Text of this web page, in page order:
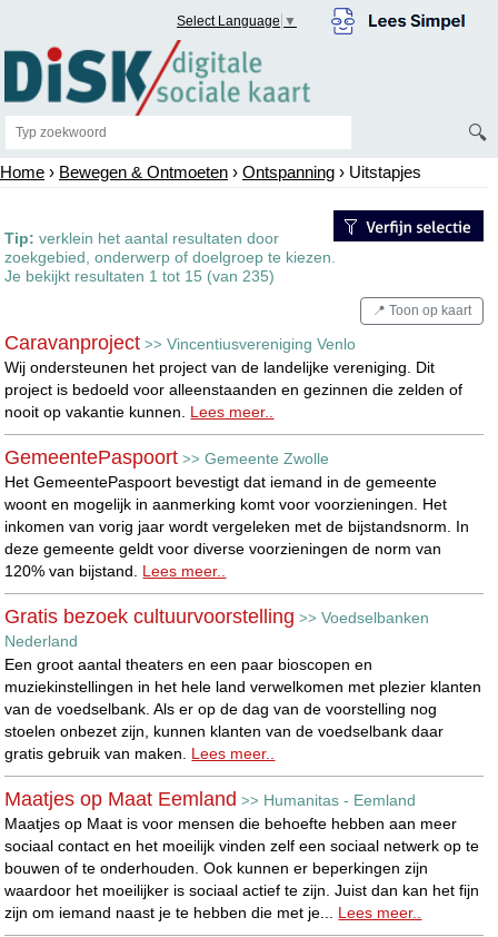
Select Language ▼
🔍
Home › Bewegen & Ontmoeten › Ontspanning › Uitstapjes
Tip: verklein het aantal resultaten door
zoekgebied, onderwerp of doelgroep te kiezen.
Je bekijkt resultaten 1 tot 15 (van 235)
📍 Toon op kaart
Caravanproject >>Vincentiusvereniging Venlo
Wij ondersteunen het project van de landelijke vereniging. Dit
project is bedoeld voor alleenstaanden en gezinnen die zelden of
nooit op vakantie kunnen. Lees meer..
GemeentePaspoort >>Gemeente Zwolle
Het GemeentePaspoort bevestigt dat iemand in de gemeente
woont en mogelijk in aanmerking komt voor voorzieningen. Het
inkomen van vorig jaar wordt vergeleken met de bijstandsnorm. In
deze gemeente geldt voor diverse voorzieningen de norm van
120% van bijstand. Lees meer..
Gratis bezoek cultuurvoorstelling >>Voedselbanken
Nederland
Een groot aantal theaters en een paar bioscopen en
muziekinstellingen in het hele land verwelkomen met plezier klanten
van de voedselbank. Als er op de dag van de voorstelling nog
stoelen onbezet zijn, kunnen klanten van de voedselbank daar
gratis gebruik van maken. Lees meer..
Maatjes op Maat Eemland >> Humanitas - Eemland
Maatjes op Maat is voor mensen die behoefte hebben aan meer
sociaal contact en het moeilijk vinden zelf een sociaal netwerk op te
bouwen of te onderhouden. Ook kunnen er beperkingen zijn
waardoor het moeilijker is sociaal actief te zijn. Juist dan kan het fijn
zijn om iemand naast je te hebben die met je... Lees meer..